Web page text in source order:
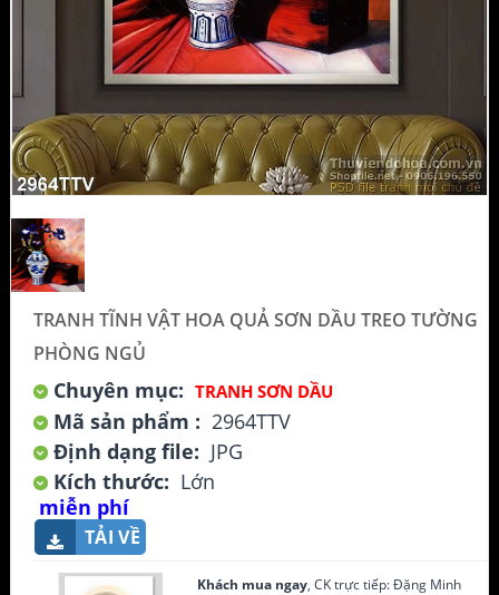
TRANH TĨNH VẬT HOA QUẢ SƠN DẦU TREO TƯỜNG
PHÒNG NGỦ
Chuyên mục: TRANH SƠN DẦU
Mã sản phẩm : 2964TTV
Định dạng file: JPG
Kích thước: Lớn
miễn phí
TẢI VỀ
Khách mua ngay, CK trực tiếp: Đặng Minh